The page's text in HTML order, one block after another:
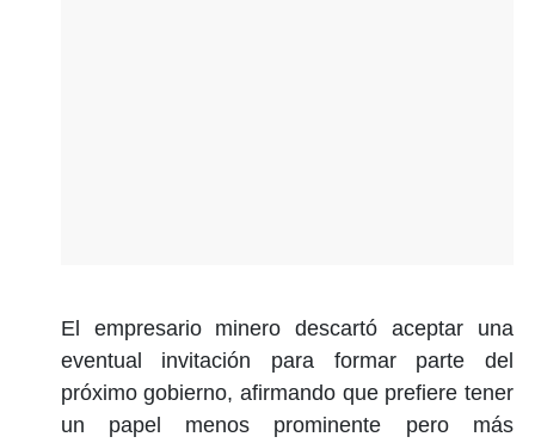
El empresario minero descartó aceptar una
eventual invitación para formar parte del
próximo gobierno, afirmando que prefiere tener
un papel menos prominente pero más